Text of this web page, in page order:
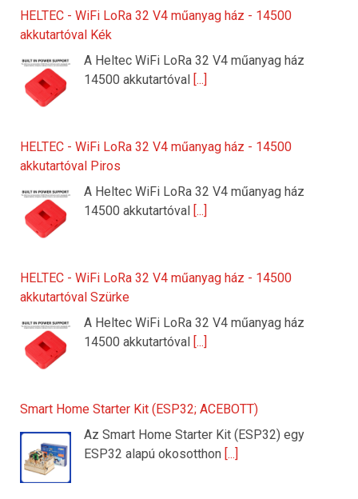
HELTEC - WiFi LoRa 32 V4 műanyag ház - 14500
akkutartóval Kék
A Heltec WiFi LoRa 32 V4 műanyag ház
14500 akkutartóval
[...]
HELTEC - WiFi LoRa 32 V4 műanyag ház - 14500
akkutartóval Piros
A Heltec WiFi LoRa 32 V4 műanyag ház
14500 akkutartóval
[...]
HELTEC - WiFi LoRa 32 V4 műanyag ház - 14500
akkutartóval Szürke
A Heltec WiFi LoRa 32 V4 műanyag ház
14500 akkutartóval
[...]
Smart Home Starter Kit (ESP32; ACEBOTT)
Az Smart Home Starter Kit (ESP32) egy
ESP32 alapú okosotthon [...]